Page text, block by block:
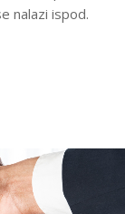
nalazi ispod.